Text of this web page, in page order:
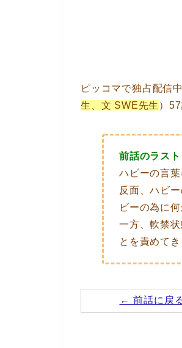
ピッコマで独占配信
生、文 SWE先生 ）
前話のラス
ハビーの言
反面、ハビ
ビーの為に
一方、軟禁
とを責めてき
← 前話に戻